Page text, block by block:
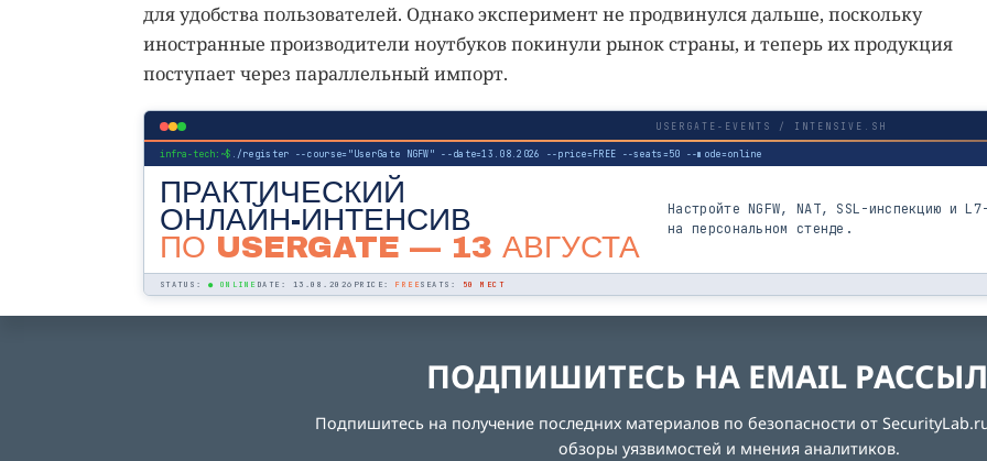
для удобства пользователей. Однако эксперимент не продвинулся дальше, поскольку
иностранные производители ноутбуков покинули рынок страны, и теперь их продукция
поступает через параллельный импорт.
USERGATE-EVENTS / INTENSIVE.SH
infra-tech:~$ ./register --course="UserGate NGFW" --date=13.08.2026 --price=FREE --seats=50 --mode=online
ПРАКТИЧЕСКИЙ
ОНЛАЙН-ИНТЕНСИВ
ПО USERGATE — 13 АВГУСТА
Настройте NGFW, NAT, SSL-инспекцию и
на персональном стенде.
STATUS: ● ONLINE DATE: 13.08.2026 PRICE: FREE SEATS: 50 МЕСТ
ПОДПИШИТЕСЬ НА EMAIL
Подпишитесь на получение последних материалов по безопасности от
обзоры уязвимостей и мнения аналитиков.